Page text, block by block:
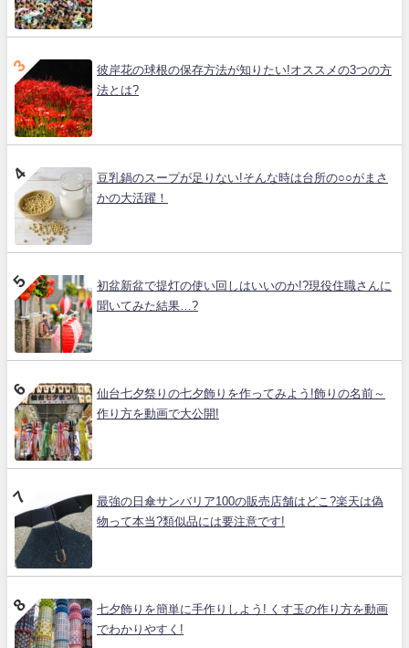
彼岸花の球根の保存方法が知りたい!オススメの3つの方
法とは?
豆乳鍋のスープが足りない!そんな時は台所の○○がまさ
かの大活躍！
初盆新盆で提灯の使い回しはいいのか!?現役住職さんに
聞いてみた結果…?
仙台七夕祭りの七夕飾りを作ってみよう!飾りの名前～
作り方を動画で大公開!
最強の日傘サンバリア100の販売店舗はどこ?楽天は偽
物って本当?類似品には要注意です!
七夕飾りを簡単に手作りしよう! くす玉の作り方を動画
でわかりやすく!